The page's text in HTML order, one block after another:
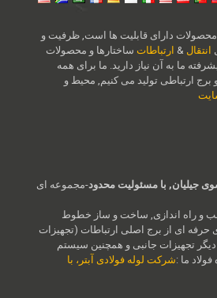
محصولات دارای قابلیت ها است, ظرفیت و
انتقال & ارتباطات ساختارها و محصولات
ما به آن نیاز دارید. ما برای همه
برج ارتباطی تولید می کنیم, محیط و
جیلیان, با مسئولیت محدود-مجموعه ای
و راه اندازی, ساخت و ساز خطوط
حرفه ای از برج اصلی ارتباطات (تجهیزات
دیگر تجهیزات جانبی و همچنین سیستم
ما :شرکت لوله فولادی آبتر، با